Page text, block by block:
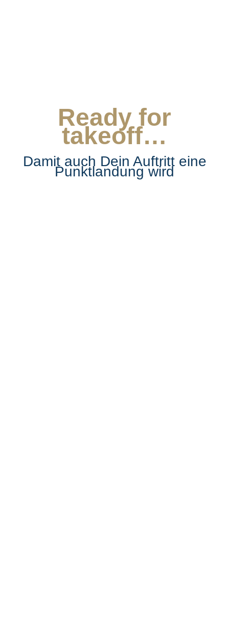
Ready for
takeoff…
Damit auch Dein Auftritt eine
Punktlandung wird